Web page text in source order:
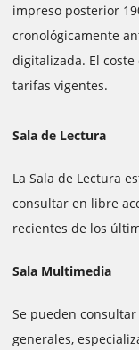
impreso posterior
cronológicamente
digitalizada. El
tarifas vigentes.
Sala de Lectura
La Sala de Lectura
consultar en libre
recientes de los
Sala Multimedia
Se pueden
generales,